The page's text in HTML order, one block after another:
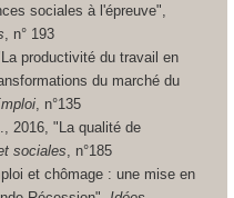
sociales à l'épreuve",
, n° 193
productivité du travail en
du marché du
, n°135
2016, "La qualité de
sociales , n°185
et chômage : une mise en